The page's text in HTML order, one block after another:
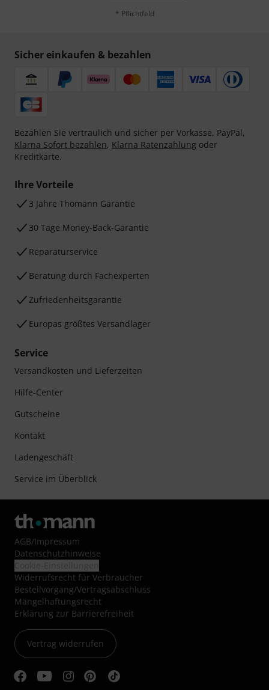
* Pflichtfeld
Sicher einkaufen & bezahlen
Bezahlen Sie vertraulich und sicher per Vorkasse, PayPal,
Klarna Sofort bezahlen, Klarna Ratenzahlung oder
Kreditkarte.
Ihre Vorteile
3 Jahre Thomann Garantie
30 Tage Money-Back-Garantie
Reparaturservice
Beratung durch Fachexperten
Zufriedenheitsgarantie
Europas größtes Versandlager
Service
Versandkosten und Lieferzeiten
Hilfe-Center
Gutscheine
Kontakt
Ladengeschäft
Service im Überblick
AGB/Impressum
Datenschutzhinweise
Widerrufsrecht für Verbraucher
Bestellvorgang/Vertragsabschluss
Mängelhaftungsrecht
Erklärung zur Barrierefreiheit
Vertrag widerrufen